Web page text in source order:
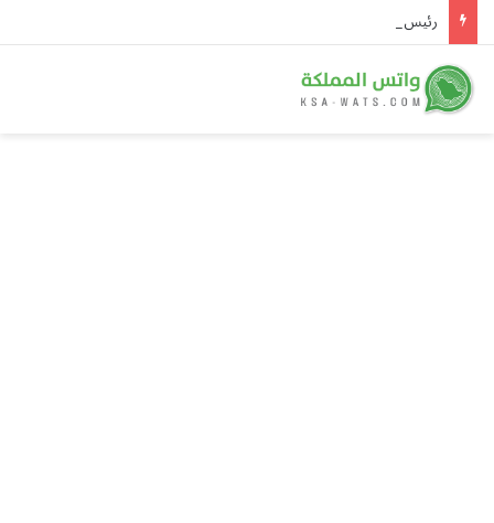
رئيس وزراء باكستان يصل جدة ونائب أمير مكة في مقدمة مستقبليه